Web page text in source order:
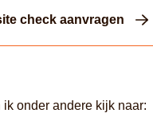
check aanvragen
onder andere kijk naar: